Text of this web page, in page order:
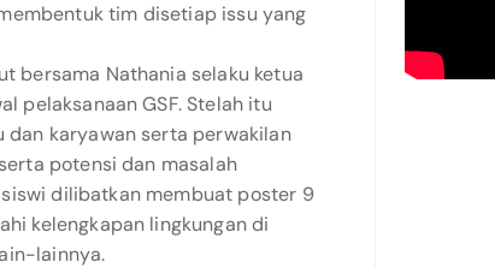
tim disetiap issu yang
bersama Nathania selaku ketua
pelaksanaan GSF. Stelah itu
dan karyawan serta perwakilan
potensi dan masalah
dilibatkan membuat poster 9
kelengkapan lingkungan di
lainnya.